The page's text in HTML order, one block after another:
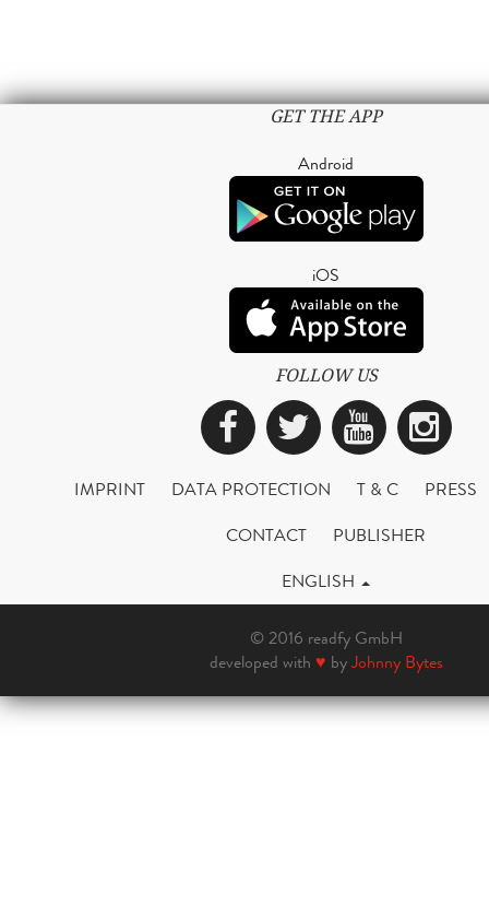
GET THE APP
Android
iOS
FOLLOW US
Facebook
Twitter
IMPRINT DATA PROTECTION T & C
PRESS
CONTACT
PUBLISHER
ENGLISH
© 2016 readfy GmbH
developed with ♥ byJohnny Bytes